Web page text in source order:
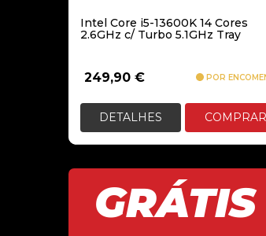
Intel Core i5-13600K 14 Cores
2.6GHz c/ Turbo 5.1GHz Tray
249,90 € POR
DETALHES COMPRAR
GRÁTIS